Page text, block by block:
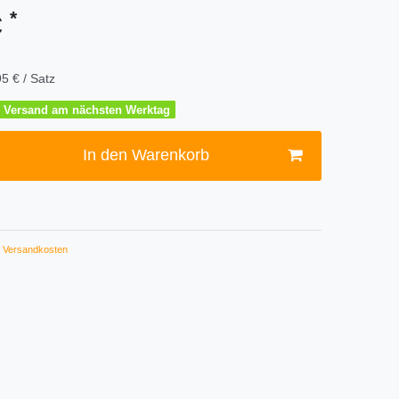
*
€ / Satz
am nächsten Werktag
In den Warenkorb
Versandkosten